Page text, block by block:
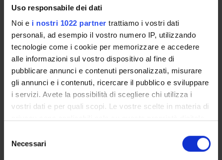
Uso responsabile dei dati
Noi e i nostri 1022 partner trattiamo i vostri dati
personali, ad esempio il vostro numero IP, utilizzando
tecnologie come i cookie per memorizzare e accedere
alle informazioni sul vostro dispositivo al fine di
pubblicare annunci e contenuti personalizzati, misurare
gli annunci e i contenuti, ricercare il pubblico e sviluppare
i servizi. Avete la possibilità di scegliere chi utilizza i
vostri dati e per quali scopi. Le vostre scelte in materia di
modificare o revocare il proprio consenso in qualsiasi
momento dalla Dichiarazione sui cookie o facendo clic
delNecessari
SECTIONS
Movement Sciences Section
ACTIVITIES
SECTIONS